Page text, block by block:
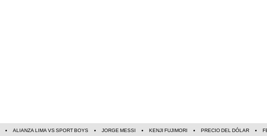
ALIANZA LIMA VS SPORT BOYS JORGE MESSI KENJI FUJIMORI PRECIO DEL DÓLAR